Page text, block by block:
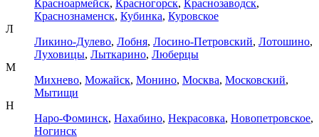
Красноармейск, Красногорск, Краснозаводск,
Краснознаменск, Кубинка, Куровское
Л
Ликино-Дулево, Лобня, Лосино-Петровский, Лотошино,
Луховицы, Лыткарино, Люберцы
М
Михнево, Можайск, Монино, Москва, Московский,
Мытищи
Н
Наро-Фоминск, Нахабино, Некрасовка, Новопетровское,
Ногинск